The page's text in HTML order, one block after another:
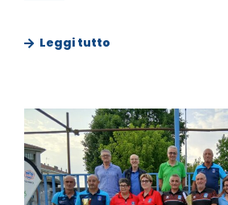
Leggi tutto